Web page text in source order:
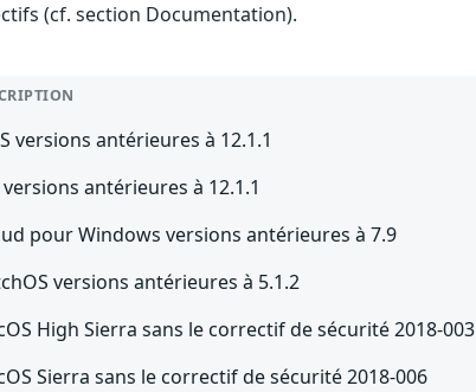
(cf. section Documentation).
versions antérieures à 12.1.1
versions antérieures à 12.1.1
pour Windows versions antérieures à 7.9
versions antérieures à 5.1.2
High Sierra sans le correctif de sécurité 2018-003
Sierra sans le correctif de sécurité 2018-006